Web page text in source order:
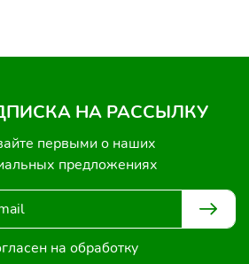
НА РАССЫЛКУ
первыми о наших
предложениях
на обработку